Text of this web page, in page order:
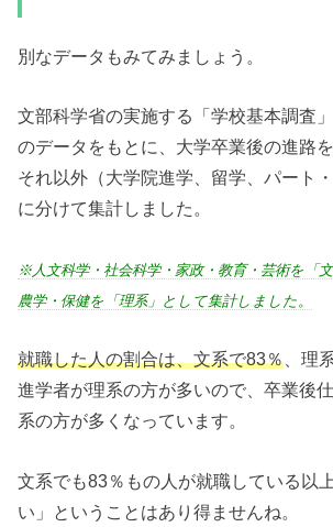
別なデータもみてみましょう。
文部科学省の実施する「学校基本調査
のデータをもとに、大学卒業後の進路
それ以外（大学院進学、留学、パート
に分けて集計しました。
※人文科学・社会科学・家政・教育・芸術を「
農学・保健を「理系」として集計しました。
就職した人の割合は、文系で83％ 、理
進学者が理系の方が多いので、卒業後
系の方が多くなっています。
文系でも83％もの人が就職している以
い」ということはあり得ませんね。